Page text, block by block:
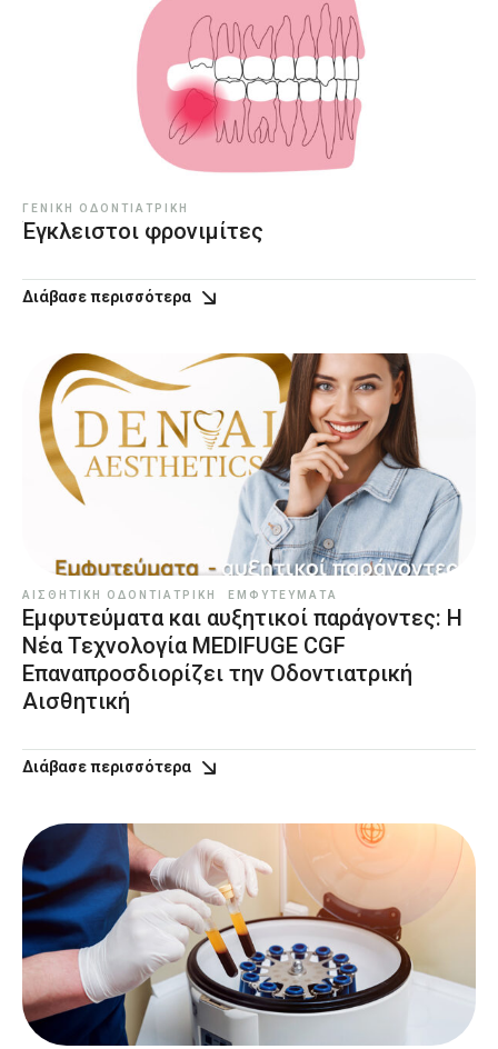
ΓΕΝΙΚΉ ΟΔΟΝΤΙΑΤΡΙΚΉ
Έγκλειστοι φρονιμίτες
Διάβασε περισσότερα
ΑΙΣΘΗΤΙΚΉ ΟΔΟΝΤΙΑΤΡΙΚΉ ΕΜΦΥΤΕΎΜΑΤΑ
Εμφυτεύματα και αυξητικοί παράγοντες: Η
Νέα Τεχνολογία MEDIFUGE CGF
Επαναπροσδιορίζει την Οδοντιατρική
Αισθητική
Διάβασε περισσότερα